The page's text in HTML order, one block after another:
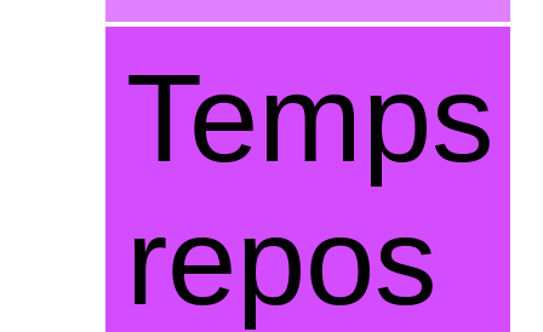
Temps
repos